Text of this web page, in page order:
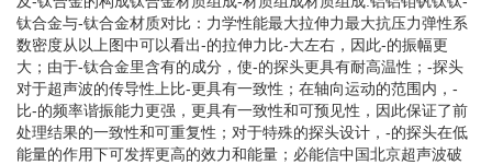
钛合金与-钛合金材质对比：力学性能最大拉伸力最大抗压力弹性系
数密度从以上图中可以看出-的拉伸力比-大左右，因此-的振幅更
大；由于-钛合金里含有的成分，使-的探头更具有耐高温性；-探头
对于超声波的传导性上比-更具有一致性；在轴向运动的范围内，-
比-的频率谐振能力更强，更具有一致性和可预见性，因此保证了前
处理结果的一致性和可重复性；对于特殊的探头设计，-的探头在低
能量的作用下可发挥更高的效力和能量；必能信中国北京超声波破